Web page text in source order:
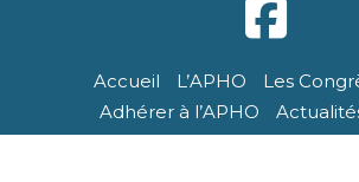
Accueil L’APHO Les
Adhérer à l’APHO